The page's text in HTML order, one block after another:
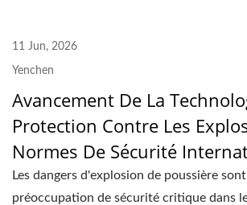
11 Jun, 2026
Yenchen
Avancement De La
Protection Contre Les
Normes De Sécurité
Les dangers d'explosion de poussière
préoccupation de sécurité critique dans